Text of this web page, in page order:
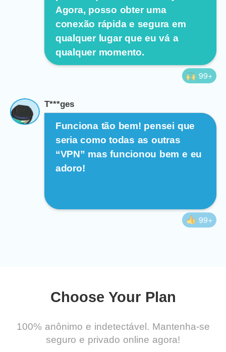
Agora, posso obter uma
conexão rápida e segura em
qualquer lugar que eu vá a
qualquer momento.
99+
T***ges
Funciona tão bem! pensei que
seria como todas as outras
“VPN” mas funcionou bem e eu
adoro!
99+
Choose Your Plan
100% anônimo e indetectável. Mantenha-se
seguro e privado online agora!